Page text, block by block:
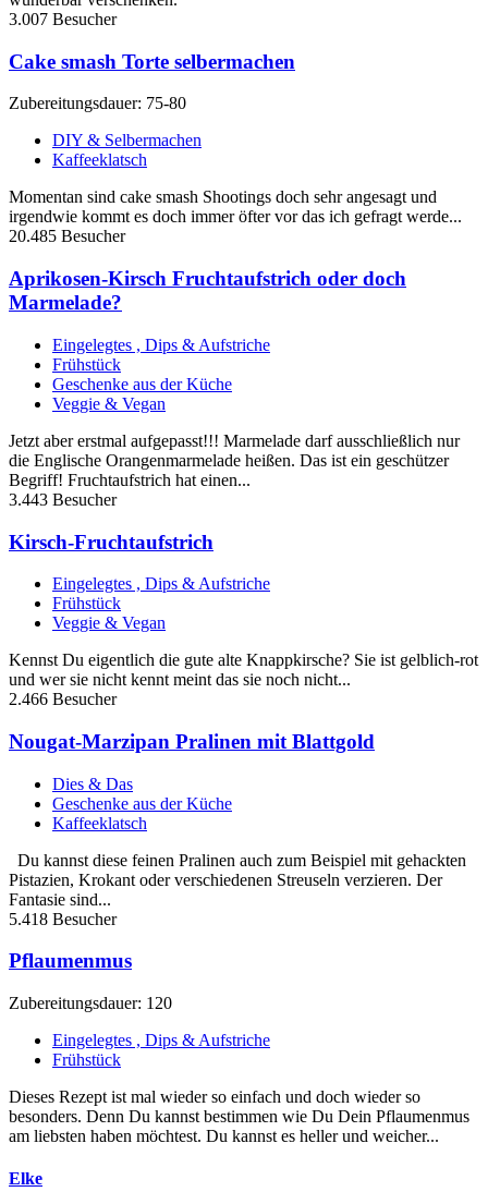
3.007 Besucher
Cake smash Torte selbermachen
Zubereitungsdauer: 75-80
DIY & Selbermachen
Kaffeeklatsch
Momentan sind cake smash Shootings doch sehr angesagt und
irgendwie kommt es doch immer öfter vor das ich gefragt werde...
20.485 Besucher
Aprikosen-Kirsch Fruchtaufstrich oder doch
Marmelade?
Eingelegtes , Dips & Aufstriche
Frühstück
Geschenke aus der Küche
Veggie & Vegan
Jetzt aber erstmal aufgepasst!!! Marmelade darf ausschließlich nur
die Englische Orangenmarmelade heißen. Das ist ein geschützer
Begriff! Fruchtaufstrich hat einen...
3.443 Besucher
Kirsch-Fruchtaufstrich
Eingelegtes , Dips & Aufstriche
Frühstück
Veggie & Vegan
Kennst Du eigentlich die gute alte Knappkirsche? Sie ist gelblich-rot
und wer sie nicht kennt meint das sie noch nicht...
2.466 Besucher
Nougat-Marzipan Pralinen mit Blattgold
Dies & Das
Geschenke aus der Küche
Kaffeeklatsch
Du kannst diese feinen Pralinen auch zum Beispiel mit gehackten
Pistazien, Krokant oder verschiedenen Streuseln verzieren. Der
Fantasie sind...
5.418 Besucher
Pflaumenmus
Zubereitungsdauer: 120
Eingelegtes , Dips & Aufstriche
Frühstück
Dieses Rezept ist mal wieder so einfach und doch wieder so
besonders. Denn Du kannst bestimmen wie Du Dein Pflaumenmus
am liebsten haben möchtest. Du kannst es heller und weicher...
Elke